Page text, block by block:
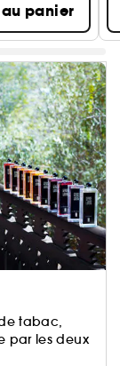
panier
tabac,
par les deux